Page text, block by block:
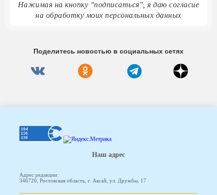
Нажимая на кнопку "подписаться", я даю согласие
на обработку моих персональных данных
Поделитесь новостью в социальных сетях
Наш адрес
Адрес редакции:
346720, Ростовская область, г. Аксай, ул. Дружбы, 17